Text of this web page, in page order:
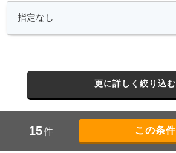
更に詳しく絞り込む
15件